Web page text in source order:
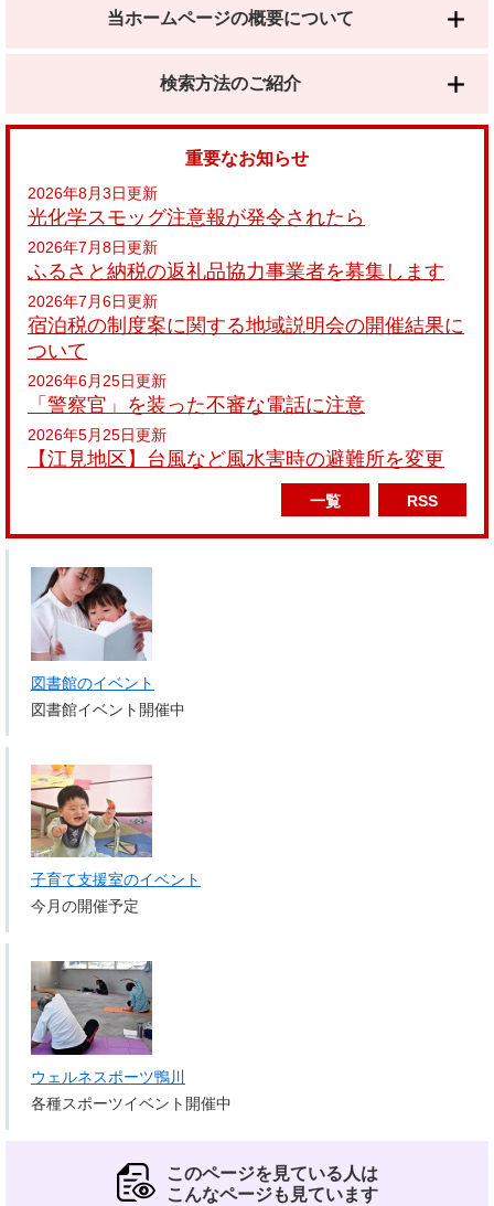
当ホームページの概要について
検索方法のご紹介
重要なお知らせ
2026年8月3日更新
光化学スモッグ注意報が発令されたら
2026年7月8日更新
ふるさと納税の返礼品協力事業者を募集します
2026年7月6日更新
宿泊税の制度案に関する地域説明会の開催結果に
ついて
2026年6月25日更新
「警察官」を装った不審な電話に注意
2026年5月25日更新
【江見地区】台風など風水害時の避難所を変更
一覧 RSS
図書館のイベント
図書館イベント開催中
子育て支援室のイベント
今月の開催予定
ウェルネスポーツ鴨川
各種スポーツイベント開催中
このページを見ている人は
こんなページも見ています